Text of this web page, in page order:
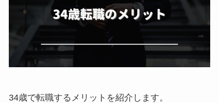
34歳で転職するメリットを紹介します。